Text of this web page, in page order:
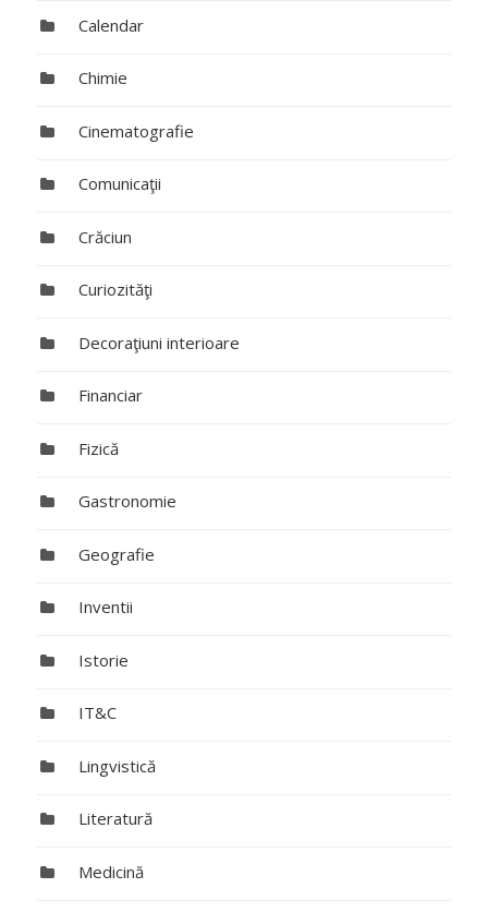
Calendar
Chimie
Cinematografie
Comunicaţii
Crăciun
Curiozităţi
Decoraţiuni interioare
Financiar
Fizică
Gastronomie
Geografie
Inventii
Istorie
IT&C
Lingvistică
Literatură
Medicină